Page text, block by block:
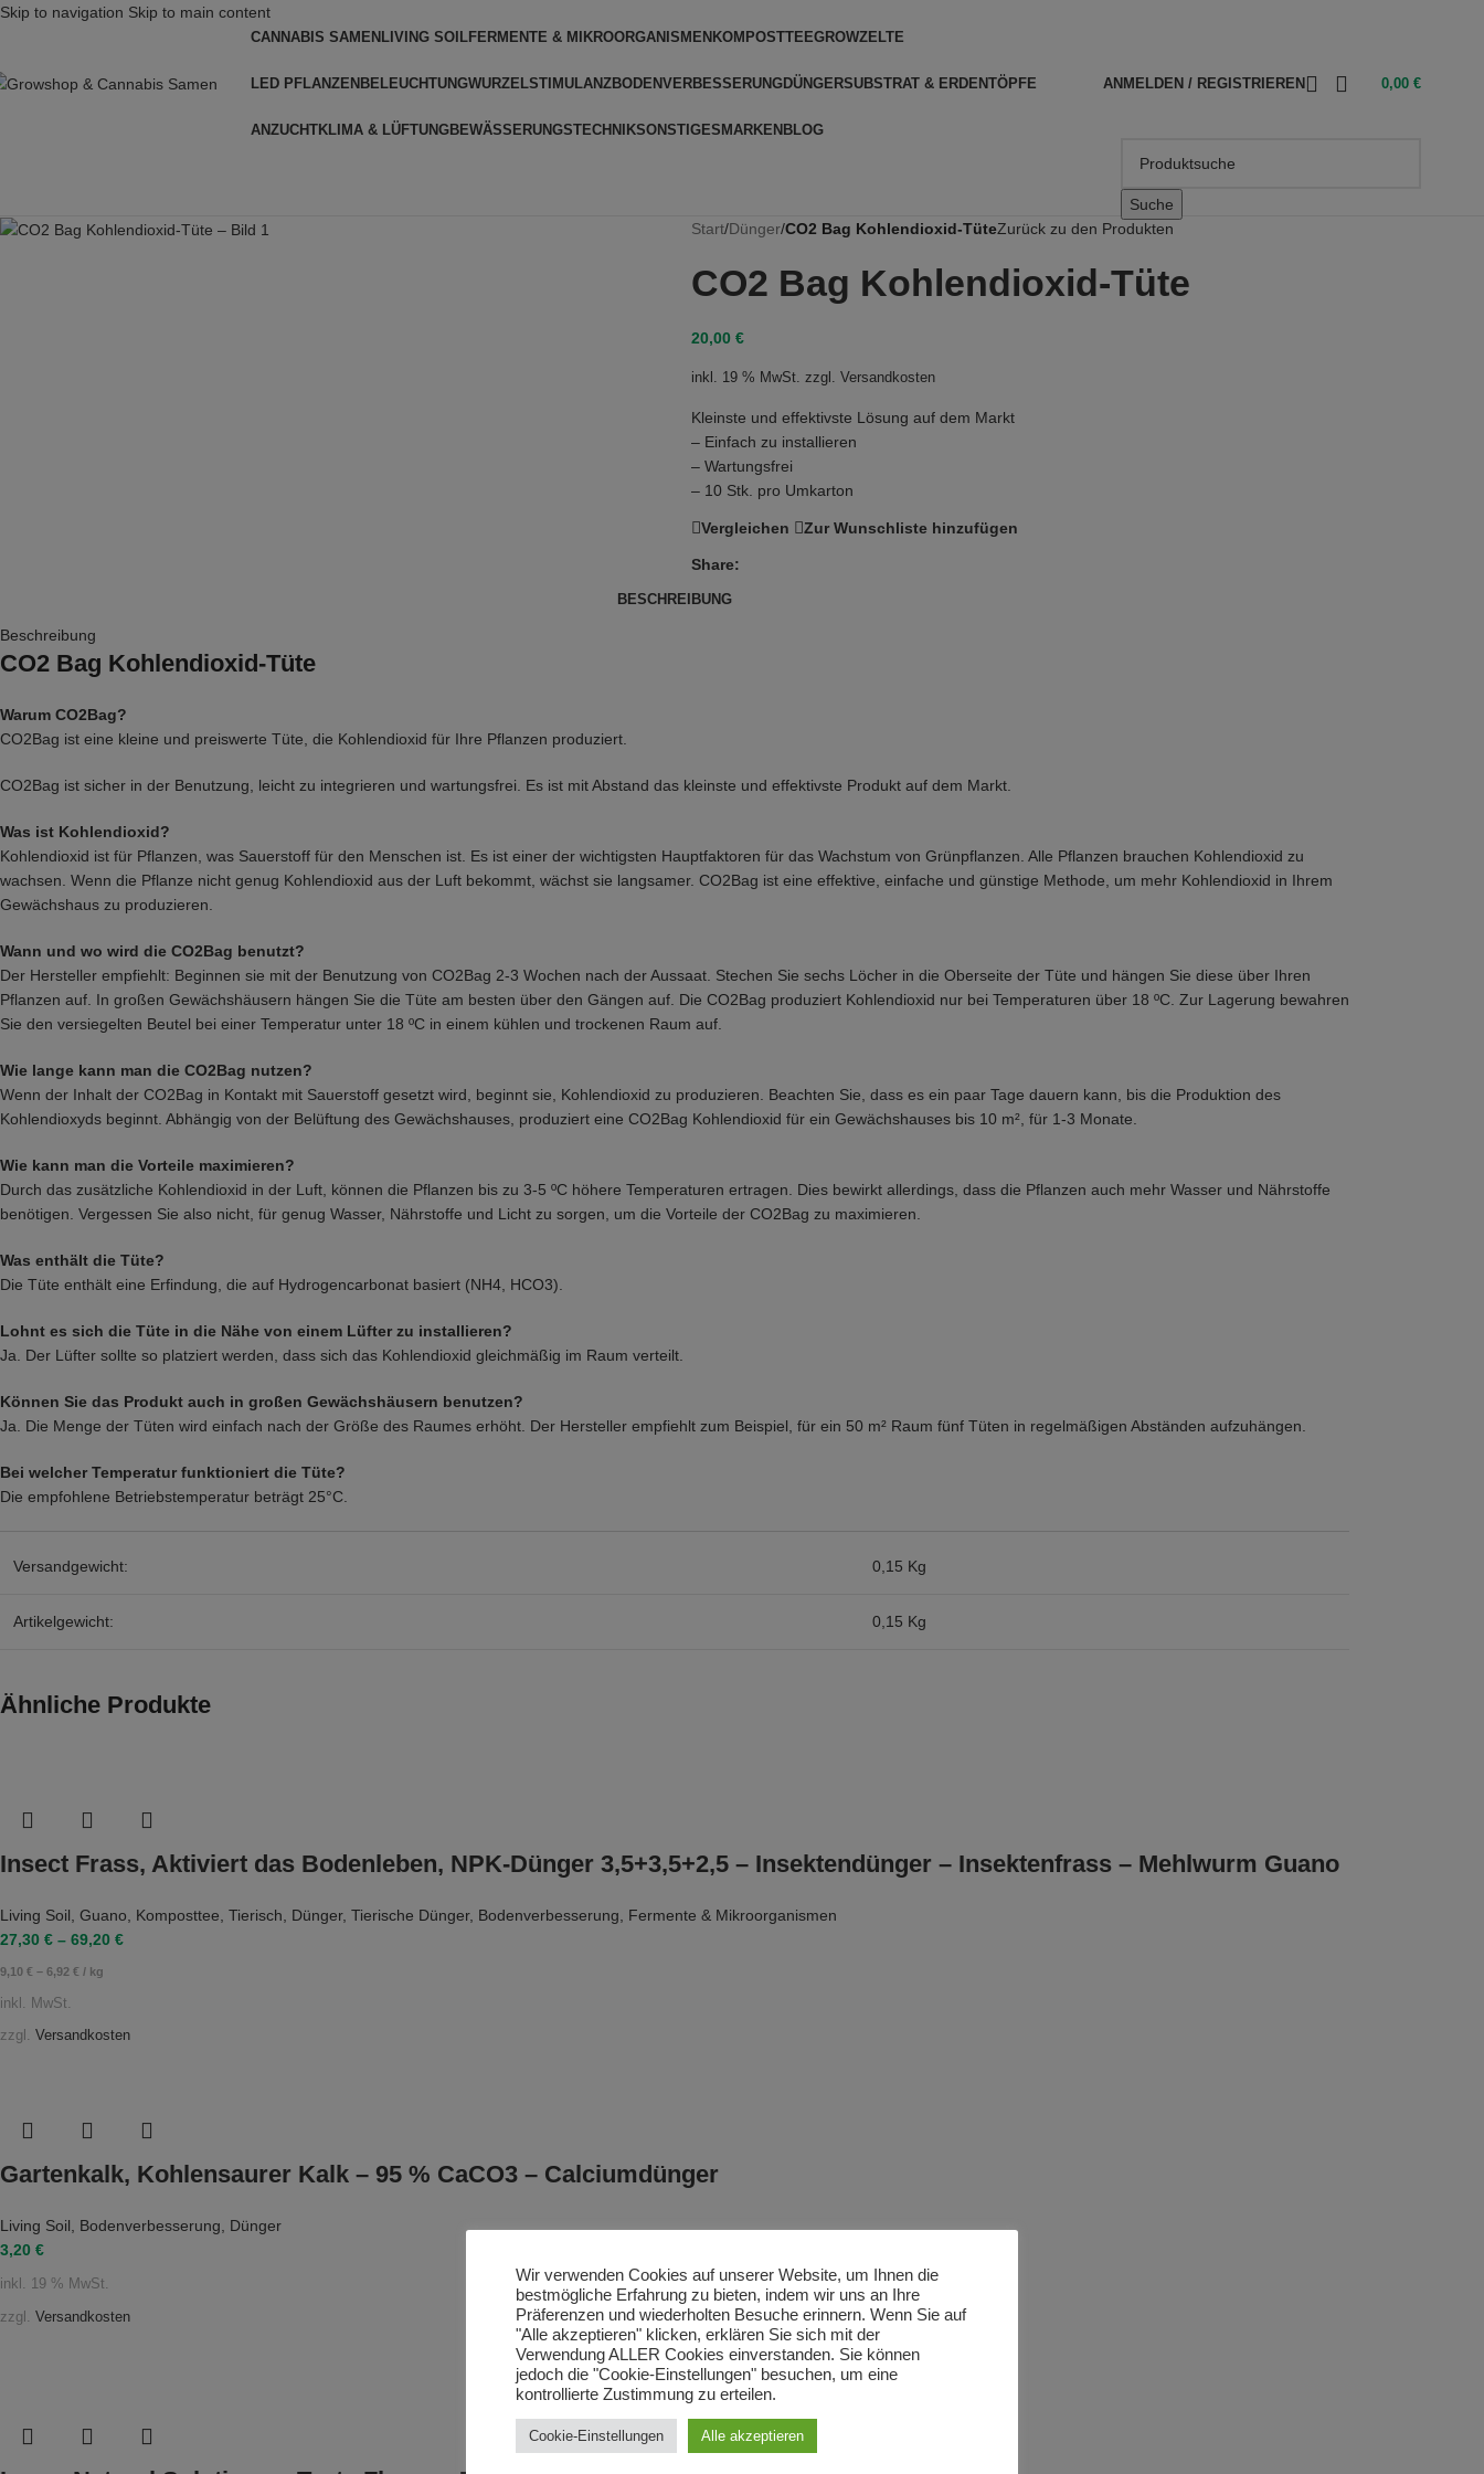
Skip to navigation Skip to main content
CANNABIS SAMENLIVING SOILFERMENTE & MIKROORGANISMENKOMPOSTTEEGROWZELTE
LED PFLANZENBELEUCHTUNGWURZELSTIMULANZBODENVERBESSERUNGDÜNGERSUBSTRAT & ERDENTÖPFE
ANZUCHTKLIMA & LÜFTUNGBEWÄSSERUNGSTECHNIKSONSTIGESMARKENBLOG
ANMELDEN / REGISTRIEREN 0,00 €
Suche
Start/Dünger/CO2 Bag Kohlendioxid-TüteZurück zu den Produkten
CO2 Bag Kohlendioxid-Tüte
20,00 €
inkl. 19 % MwSt. zzgl. Versandkosten
Kleinste und effektivste Lösung auf dem Markt
– Einfach zu installieren
– Wartungsfrei
– 10 Stk. pro Umkarton
Vergleichen Zur Wunschliste hinzufügen
Share:
BESCHREIBUNG
Beschreibung
CO2 Bag Kohlendioxid-Tüte
Warum CO2Bag?
CO2Bag ist eine kleine und preiswerte Tüte, die Kohlendioxid für Ihre Pflanzen produziert.
CO2Bag ist sicher in der Benutzung, leicht zu integrieren und wartungsfrei. Es ist mit Abstand das kleinste und effektivste Produkt auf dem Markt.
Was ist Kohlendioxid?
Kohlendioxid ist für Pflanzen, was Sauerstoff für den Menschen ist. Es ist einer der wichtigsten Hauptfaktoren für das Wachstum von Grünpflanzen. Alle Pflanzen brauchen Kohlendioxid zu
wachsen. Wenn die Pflanze nicht genug Kohlendioxid aus der Luft bekommt, wächst sie langsamer. CO2Bag ist eine effektive, einfache und günstige Methode, um mehr Kohlendioxid in Ihrem
Gewächshaus zu produzieren.
Wann und wo wird die CO2Bag benutzt?
Der Hersteller empfiehlt: Beginnen sie mit der Benutzung von CO2Bag 2-3 Wochen nach der Aussaat. Stechen Sie sechs Löcher in die Oberseite der Tüte und hängen Sie diese über Ihren
Pflanzen auf. In großen Gewächshäusern hängen Sie die Tüte am besten über den Gängen auf. Die CO2Bag produziert Kohlendioxid nur bei Temperaturen über 18 ºC. Zur Lagerung bewahren
Sie den versiegelten Beutel bei einer Temperatur unter 18 ºC in einem kühlen und trockenen Raum auf.
Wie lange kann man die CO2Bag nutzen?
Wenn der Inhalt der CO2Bag in Kontakt mit Sauerstoff gesetzt wird, beginnt sie, Kohlendioxid zu produzieren. Beachten Sie, dass es ein paar Tage dauern kann, bis die Produktion des
Kohlendioxyds beginnt. Abhängig von der Belüftung des Gewächshauses, produziert eine CO2Bag Kohlendioxid für ein Gewächshauses bis 10 m², für 1-3 Monate.
Wie kann man die Vorteile maximieren?
Durch das zusätzliche Kohlendioxid in der Luft, können die Pflanzen bis zu 3-5 ºC höhere Temperaturen ertragen. Dies bewirkt allerdings, dass die Pflanzen auch mehr Wasser und Nährstoffe
benötigen. Vergessen Sie also nicht, für genug Wasser, Nährstoffe und Licht zu sorgen, um die Vorteile der CO2Bag zu maximieren.
Was enthält die Tüte?
Die Tüte enthält eine Erfindung, die auf Hydrogencarbonat basiert (NH4, HCO3).
Lohnt es sich die Tüte in die Nähe von einem Lüfter zu installieren?
Ja. Der Lüfter sollte so platziert werden, dass sich das Kohlendioxid gleichmäßig im Raum verteilt.
Können Sie das Produkt auch in großen Gewächshäusern benutzen?
Ja. Die Menge der Tüten wird einfach nach der Größe des Raumes erhöht. Der Hersteller empfiehlt zum Beispiel, für ein 50 m² Raum fünf Tüten in regelmäßigen Abständen aufzuhängen.
Bei welcher Temperatur funktioniert die Tüte?
Die empfohlene Betriebstemperatur beträgt 25°C.
Versandgewicht: 0,15 Kg
Artikelgewicht: 0,15 Kg
Ähnliche Produkte
Insect Frass, Aktiviert das Bodenleben, NPK-Dünger 3,5+3,5+2,5 – Insektendünger – Insektenfrass – Mehlwurm Guano
Living Soil Guano Komposttee Tierisch Dünger, Tierische Dünger, Bodenverbesserung
Fermente & Mikroorganismen
27,30 € – 69,20 €
9,10 € – 6,92 € / kg
inkl. MwSt.
zzgl. Versandkosten
Gartenkalk, Kohlensaurer Kalk – 95 % CaCO3 – Calciumdünger
Living Soil, Bodenverbesserung, Dünger
3,20 €
inkl. 19 % MwSt.
zzgl. Versandkosten
Wir verwenden Cookies auf unserer Website, um Ihnen die
bestmögliche Erfahrung zu bieten, indem wir uns an Ihre
Präferenzen und wiederholten Besuche erinnern. Wenn Sie auf
"Alle akzeptieren" klicken, erklären Sie sich mit der
Verwendung ALLER Cookies einverstanden. Sie können
jedoch die "Cookie-Einstellungen" besuchen, um eine
kontrollierte Zustimmung zu erteilen.
Cookie-Einstellungen Alle akzeptieren